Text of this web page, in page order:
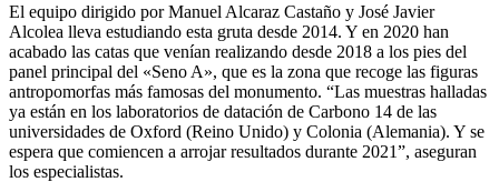
El equipo dirigido por Manuel Alcaraz Castaño y José Javier
Alcolea lleva estudiando esta gruta desde 2014. Y en 2020 han
acabado las catas que venían realizando desde 2018 a los pies del
panel principal del «Seno A», que es la zona que recoge las figuras
antropomorfas más famosas del monumento. “Las muestras halladas
ya están en los laboratorios de datación de Carbono 14 de las
universidades de Oxford (Reino Unido) y Colonia (Alemania). Y se
espera que comiencen a arrojar resultados durante 2021”, aseguran
los especialistas.